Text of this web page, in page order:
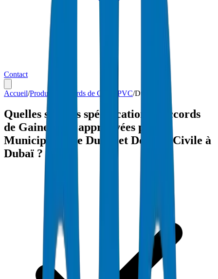
Contact
Accueil/Produits Raccords de Gaine PVC/Dubaï
Quelles sont les spécifications Raccords
de Gaine PVC approuvées par
Municipalité de Dubaï et Défense Civile à
Dubaï ?